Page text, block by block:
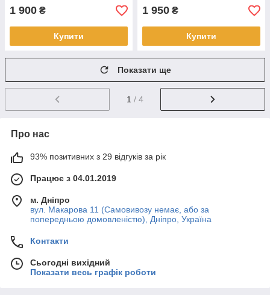
1 900 ₴
Купити
1 950 ₴
Купити
Показати ще
1 / 4
Про нас
93% позитивних з 29 відгуків за рік
Працює з 04.01.2019
м. Дніпро
вул. Макарова 11 (Самовивозу немає, або за
попередньою домовленістю), Дніпро, Україна
Контакти
Сьогодні вихідний
Показати весь графік роботи